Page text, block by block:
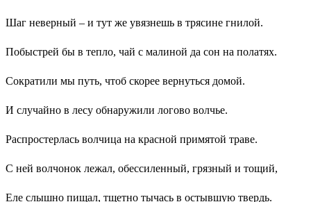
Шаг неверный – и тут же увязнешь в трясине гнилой.
Побыстрей бы в тепло, чай с малиной да сон на полатях.
Сократили мы путь, чтоб скорее вернуться домой.
И случайно в лесу обнаружили логово волчье.
Распростерлась волчица на красной примятой траве.
С ней волчонок лежал, обессиленный, грязный и тощий,
Еле слышно пищал, тщетно тычась в остывшую твердь.